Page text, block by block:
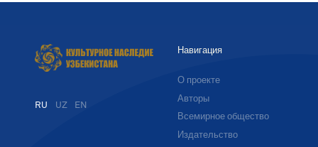
RU UZ EN
Навигация
О проекте
Авторы
Всемирное общество
Издательство